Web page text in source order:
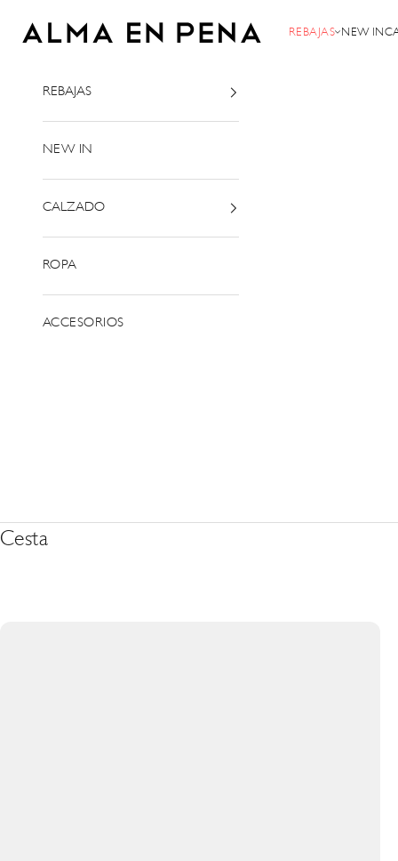
Alma en Pena
REBAJAS NEW IN
REBAJAS
NEW IN
CALZADO
ROPA
ACCESORIOS
Cesta